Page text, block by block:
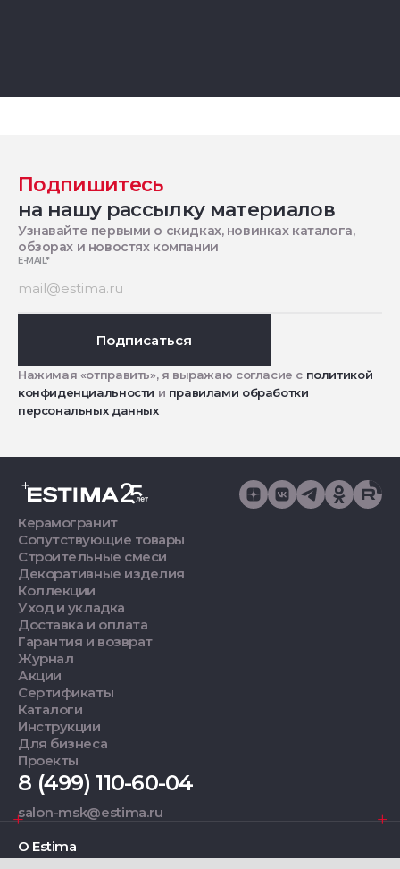
Подпишитесь
на нашу рассылку материалов
Узнавайте первыми о скидках, новинках каталога,
обзорах и новостях компании
E-MAIL*
Подписаться
Нажимая «отправить», я выражаю согласие с политикой
конфиденциальности и правилами обработки
персональных данных
Керамогранит
Сопутствующие товары
Строительные смеси
Декоративные изделия
Коллекции
Уход и укладка
Доставка и оплата
Гарантия и возврат
Журнал
Акции
Сертификаты
Каталоги
Инструкции
Для бизнеса
Проекты
8 (499) 110-60-04
salon-msk@estima.ru
О Estima